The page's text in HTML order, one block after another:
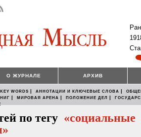
О ЖУРНАЛЕ АРХИВ
WORDS | АННОТАЦИИ И КЛЮЧЕВЫЕ СЛОВА |
| МИРОВАЯ АРЕНА | ПОЛОЖЕНИЕ ДЕЛ |
по тегу «социальные